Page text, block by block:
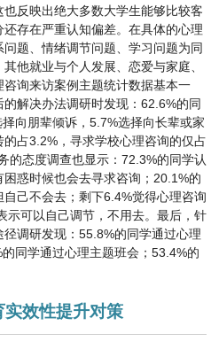
反映出绝大多数大学生能够比较客
存在严重认知偏差。在具体的心理
题、情绪调节问题、学习问题为同
他就业与个人发展、恋爱与家庭、
询来访案例主题统计数据基本一
解决办法调研时发现：62.6%的同
向朋辈倾诉，5.7%选择向长辈或家
占3.2%，寻求学校心理咨询的仅占
的态度调查也显示：72.3%的同学认
惑时候也会去寻求咨询；20.1%的
己不会去；剩下6.4%觉得心理咨询
示可以自己调节，不用去。最后，针
调研发现：55.8%的同学通过心理
同学通过心理主题班会；53.4%的
效性提升对策